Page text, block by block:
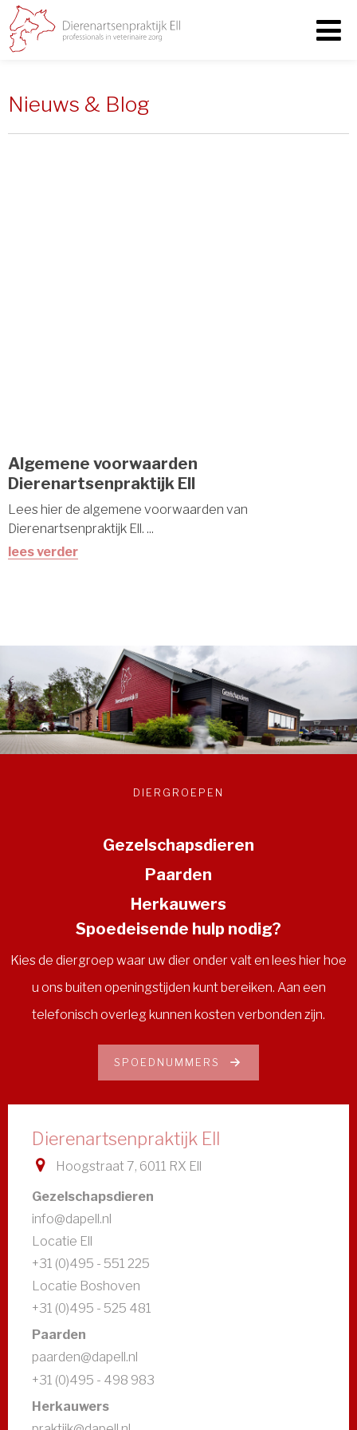
Nieuws & Blog
Algemene voorwaarden
Dierenartsenpraktijk Ell
Lees hier de algemene voorwaarden van
Dierenartsenpraktijk Ell. ...
lees verder
DIERGROEPEN
Gezelschapsdieren
Paarden
Herkauwers
Spoedeisende hulp nodig?
Kies de diergroep waar uw dier onder valt en lees hier hoe
u ons buiten openingstijden kunt bereiken. Aan een
telefonisch overleg kunnen kosten verbonden zijn.
SPOEDNUMMERS
Dierenartsenpraktijk Ell
Hoogstraat 7, 6011 RX Ell
Gezelschapsdieren
info@dapell.nl
Locatie Ell
+31 (0)495 - 551 225
Locatie Boshoven
+31 (0)495 - 525 481
Paarden
paarden@dapell.nl
+31 (0)495 - 498 983
Herkauwers